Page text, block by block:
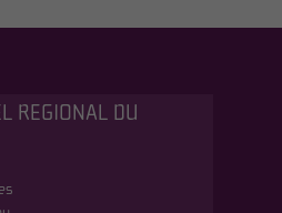
REGIONAL DU